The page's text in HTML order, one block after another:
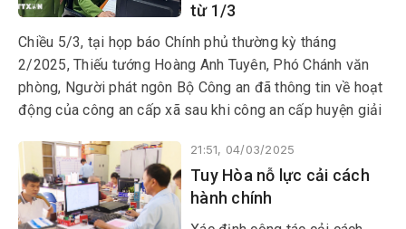
xã hội, hội nghị đối thoại...
giúp người dân tiếp cận thông
tin một cách nhanh chóng,
chính xác. Từ đó tạo sự đồng
thuận và huy động sự tham
từ 1/3
Chiều 5/3, tại họp báo Chính phủ thường kỳ tháng
2/2025, Thiếu tướng Hoàng Anh Tuyên, Phó Chánh văn
phòng, Người phát ngôn Bộ Công an đã thông tin về hoạt
động của công an cấp xã sau khi công an cấp huyện giải
21:51, 04/03/2025
Tuy Hòa nỗ lực cải cách
hành chính